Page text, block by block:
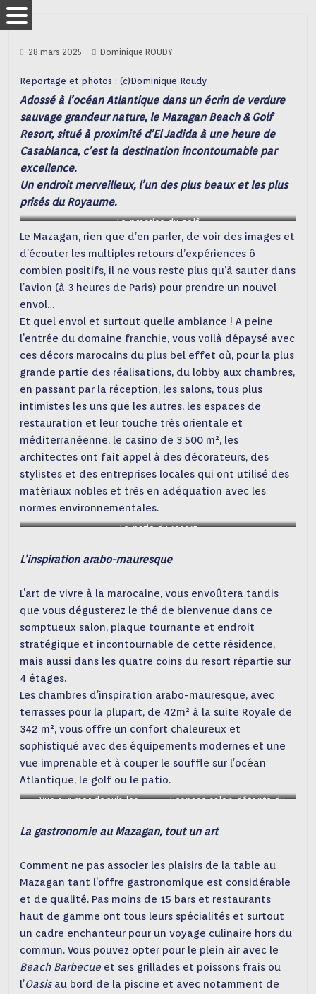
28 mars 2025 Dominique ROUDY
Reportage et photos : (c)Dominique Roudy
Adossé à l’océan Atlantique dans un écrin de verdure
sauvage grandeur nature, le Mazagan Beach & Golf
Resort, situé à proximité d’El Jadida à une heure de
Casablanca, c’est la destination incontournable par
excellence.
Un endroit merveilleux, l’un des plus beaux et les plus
prisés du Royaume.
Le practice du golf
Le Mazagan, rien que d’en parler, de voir des images et
d’écouter les multiples retours d’expériences ô
combien positifs, il ne vous reste plus qu’à sauter dans
l’avion (à 3 heures de Paris) pour prendre un nouvel
envol…
Et quel envol et surtout quelle ambiance ! A peine
l’entrée du domaine franchie, vous voilà dépaysé avec
ces décors marocains du plus bel effet où, pour la plus
grande partie des réalisations, du lobby aux chambres,
en passant par la réception, les salons, tous plus
intimistes les uns que les autres, les espaces de
restauration et leur touche très orientale et
méditerranéenne, le casino de 3 500 m², les
architectes ont fait appel à des décorateurs, des
stylistes et des entreprises locales qui ont utilisé des
matériaux nobles et très en adéquation avec les
normes environnementales.
Le patio du resort
L’inspiration arabo-mauresque
L’art de vivre à la marocaine, vous envoûtera tandis
que vous dégusterez le thé de bienvenue dans ce
somptueux salon, plaque tournante et endroit
stratégique et incontournable de cette résidence,
mais aussi dans les quatre coins du resort répartie sur
4 étages.
Les chambres d’inspiration arabo-mauresque, avec
terrasses pour la plupart, de 42m² à la suite Royale de
342 m², vous offre un confort chaleureux et
sophistiqué avec des équipements modernes et une
vue imprenable et à couper le souffle sur l’océan
Atlantique, le golf ou le patio.
Vue sur mer depuis les
L’espace salon-détente du
La gastronomie au Mazagan, tout un art
Comment ne pas associer les plaisirs de la table au
Mazagan tant l’offre gastronomique est considérable
et de qualité. Pas moins de 15 bars et restaurants
haut de gamme ont tous leurs spécialités et surtout
un cadre enchanteur pour un voyage culinaire hors du
commun. Vous pouvez opter pour le plein air avec le
Beach Barbecue et ses grillades et poissons frais ou
l’Oasisau bord de la piscine et avec notamment de